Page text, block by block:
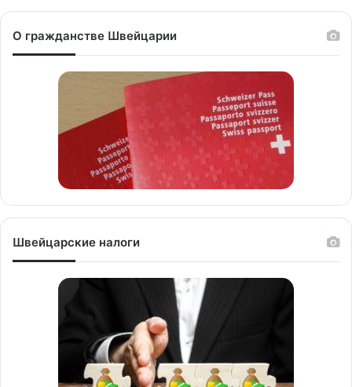
О гражданстве Швейцарии
Швейцарские налоги